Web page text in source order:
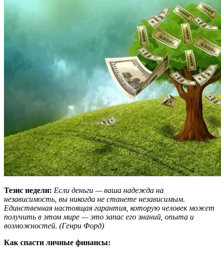
Тезис недели: Если деньги — ваша надежда на
независимость, вы никогда не станете независимым.
Единственная настоящая гарантия, которую человек может
получить в этом мире — это запас его знаний, опыта и
возможностей. (Генри Форд)
Как спасти личные финансы: